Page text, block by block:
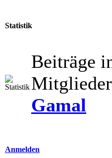
Statistik
Beiträge
Gamal
Anmelden